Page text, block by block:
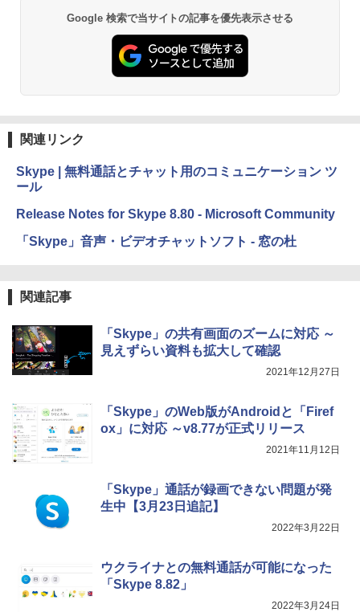
￥27,980
Amazon Kindle Paperwhite (16GB) 7イ
ンチディスプレイ、色調調節ライト、12
ージ、防水、7インチカラーディスプレ
イ、色調調節ライト、最大8週間持続バッ
テリー、広告無し、ブラック (2025年発
売)
New Amazon Kindle Scribe Colorsoft |
11インチカラーディスプレイ、64GBスト
レージ、ノート機能搭載、明るさ自動調
整、色調調節ライト、プレミアムペン付
￥115,980
Google 検索で当サイトの記事を優先表示させる
関連リンク
Skype | 無料通話とチャット用のコミュニケーション ツ
ール
Release Notes for Skype 8.80 - Microsoft Community
「Skype」音声・ビデオチャットソフト - 窓の杜
関連記事
「Skype」の共有画面のズームに対応 ～
見えずらい資料も拡大して確認
2021年12月27日
「Skype」のWeb版がAndroidと「Firef
ox」に対応 ～v8.77が正式リリース
2021年11月12日
「Skype」通話が録画できない問題が発
生中【3月23日追記】
2022年3月22日
ウクライナとの無料通話が可能になった
「Skype 8.82」
2022年3月24日